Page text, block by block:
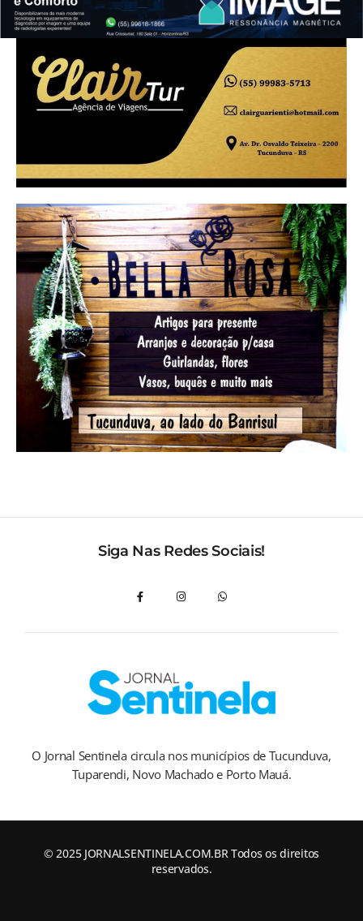
Siga Nas Redes Sociais!
O Jornal Sentinela circula nos municípios de Tucunduva,
Tuparendi, Novo Machado e Porto Mauá.
© 2025 JORNALSENTINELA.COM.BR Todos os direitos
reservados.